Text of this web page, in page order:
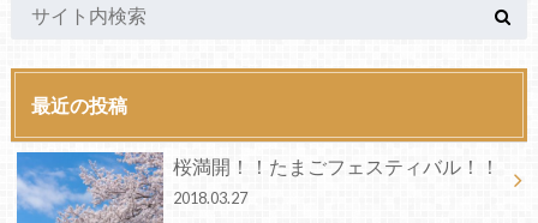
最近の投稿
桜満開！！たまごフェスティバル！！
2018.03.27